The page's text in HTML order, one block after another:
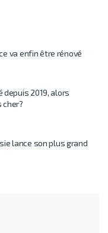
va enfin être rénové
depuis 2019, alors
lance son plus grand